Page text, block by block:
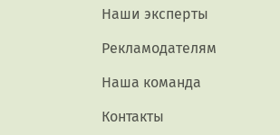
Наши эксперты
Рекламодателям
Наша команда
Контакты